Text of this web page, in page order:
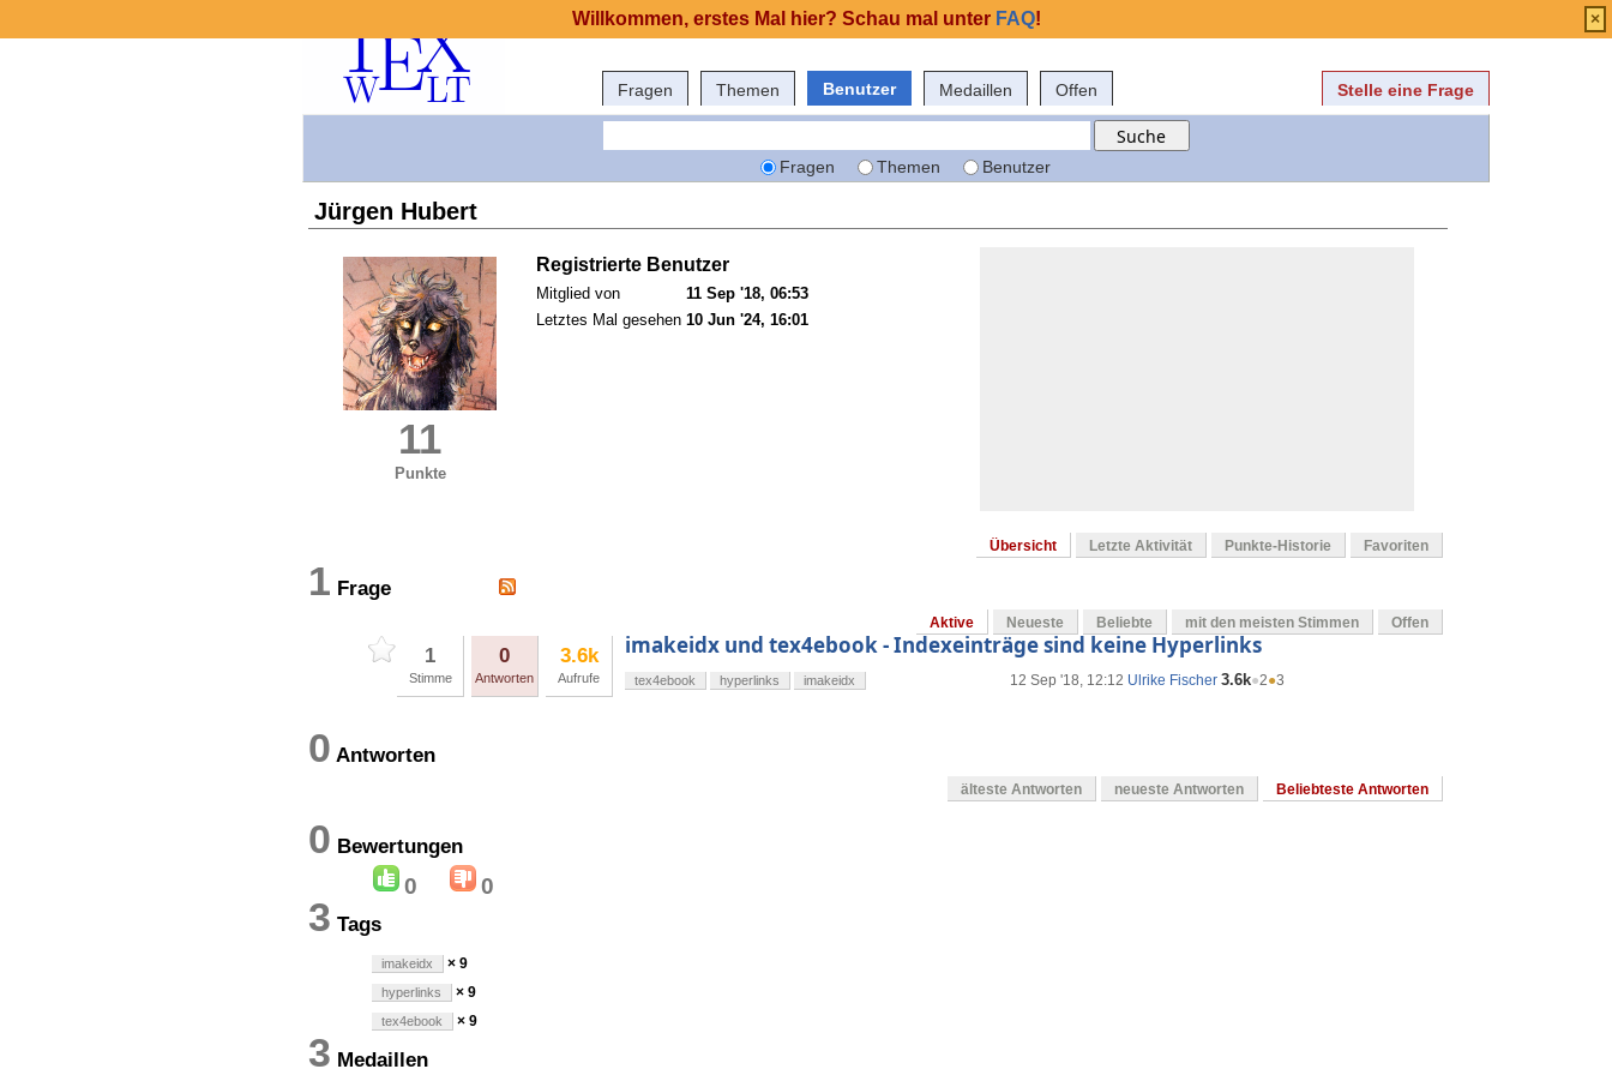
Fragen Themen Benutzer Medaillen Offen Stelle eine Frage
Fragen Themen Benutzer
Jürgen Hubert
11
Punkte
Registrierte Benutzer
Mitglied von
11 Sep '18, 06:53
Letztes Mal gesehen 10 Jun '24, 16:01
Übersicht Letzte Aktivität Punkte-Historie Favoriten
1 Frage
Aktive Neueste Beliebte mit den meisten Stimmen Offen
1
Stimme
0
Antworten
3.6k
Aufrufe
imakeidx und tex4ebook - Indexeinträge sind keine Hyperlinks
12 Sep '18, 12:12 Ulrike Fischer 3.6k●2●3
tex4ebook hyperlinks imakeidx
0 Antworten
älteste Antworten neueste Antworten Beliebteste Antworten
0 Bewertungen
0 0
3 Tags
imakeidx × 9
hyperlinks × 9
tex4ebook × 9
3 Medaillen
Willkommen, erstes Mal hier? Schau mal unter FAQ! ×